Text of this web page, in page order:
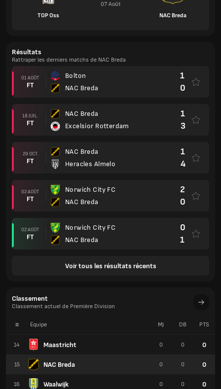
TOP Oss
07 Août
NAC Breda
Résultats
Rattraper les derniers matchs de NAC Breda
01 AOÛT
FT
Bolton
NAC Breda
1
0
18 JUIL.
FT
NAC Breda
Excelsior Rotterdam
1
3
29 OCT.
FT
NAC Breda
Heracles Almelo
1
4
02 AOÛT
FT
Norwich City FC
NAC Breda
2
0
02 AOÛT
FT
Norwich City FC
NAC Breda
0
1
Voir tous les résultats récents
Classement
Classement actuel de Première Division
# Équipe
14 Maastricht
15 NAC Breda
16 Waalwijk
MJ DB PTS
0 0 0
0 0 0
0 0 0